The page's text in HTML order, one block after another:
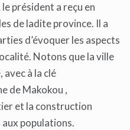
président a reçu en
de ladite province. Il a
d’évoquer les aspects
Notons que la ville
à la clé
de Makokou ,
et la construction
populations.